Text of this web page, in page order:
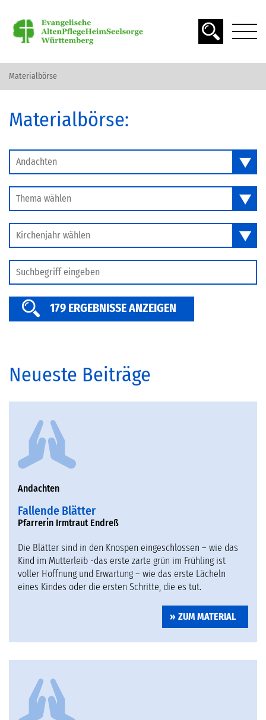
SPIRITUALITÄT
SEELSORGE
MATERIAL FINDEN
SERVICE
Materialbörse
Materialbörse:
Andachten
Thema wählen
Kirchenjahr wählen
179 ERGEBNISSE ANZEIGEN
Neueste Beiträge
Andachten
Fallende Blätter
Pfarrerin Irmtraut Endreß
Die Blätter sind in den Knospen eingeschlossen – wie das
Kind im Mutterleib -das erste zarte grün im Frühling ist
voller Hoffnung und Erwartung – wie das erste Lächeln
eines Kindes oder die ersten Schritte, die es tut.
ZUM MATERIAL